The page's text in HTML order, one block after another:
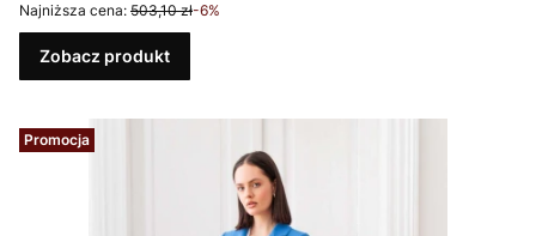
Najniższa cena: 503,10 zł-6%
Zobacz produkt
Promocja